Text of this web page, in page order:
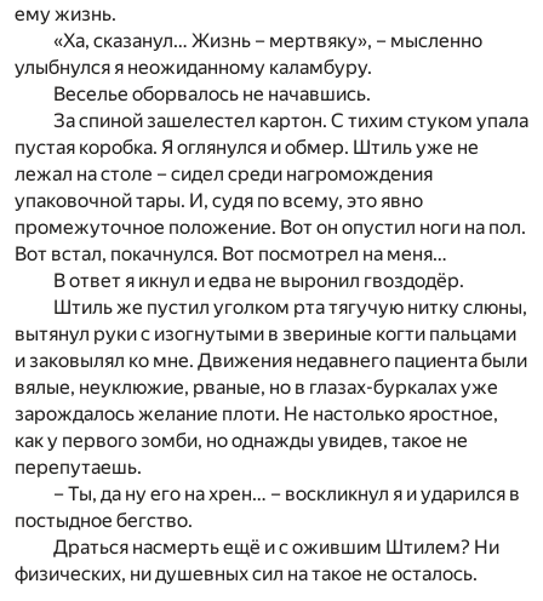
ему жизнь.
«Ха, сказанул… Жизнь – мертвяку», – мысленно
улыбнулся я неожиданному каламбуру.
Веселье оборвалось не начавшись.
За спиной зашелестел картон. С тихим стуком упала
пустая коробка. Я оглянулся и обмер. Штиль уже не
лежал на столе – сидел среди нагромождения
упаковочной тары. И, судя по всему, это явно
промежуточное положение. Вот он опустил ноги на пол.
Вот встал, покачнулся. Вот посмотрел на меня…
В ответ я икнул и едва не выронил гвоздодёр.
Штиль же пустил уголком рта тягучую нитку слюны,
вытянул руки с изогнутыми в звериные когти пальцами
и заковылял ко мне. Движения недавнего пациента были
вялые, неуклюжие, рваные, но в глазах-буркалах уже
зарождалось желание плоти. Не настолько яростное,
как у первого зомби, но однажды увидев, такое не
перепутаешь.
– Ты, да ну его на хрен… – воскликнул я и ударился в
постыдное бегство.
Драться насмерть ещё и с ожившим Штилем? Ни
физических, ни душевных сил на такое не осталось.